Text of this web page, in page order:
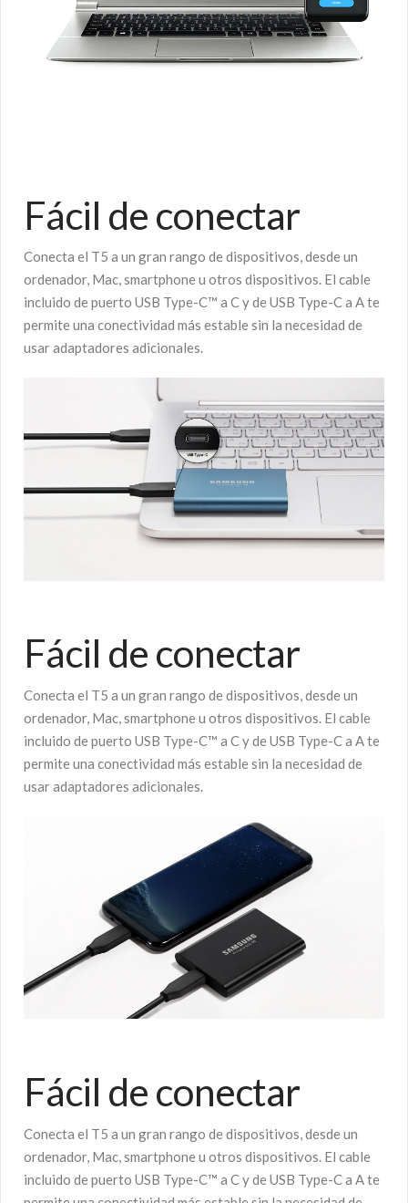
Fácil de conectar
Conecta el T5 a un gran rango de dispositivos, desde un
ordenador, Mac, smartphone u otros dispositivos. El cable
incluido de puerto USB Type-C™ a C y de USB Type-C a A te
permite una conectividad más estable sin la necesidad de
usar adaptadores adicionales.
Fácil de conectar
Conecta el T5 a un gran rango de dispositivos, desde un
ordenador, Mac, smartphone u otros dispositivos. El cable
incluido de puerto USB Type-C™ a C y de USB Type-C a A te
permite una conectividad más estable sin la necesidad de
usar adaptadores adicionales.
Fácil de conectar
Conecta el T5 a un gran rango de dispositivos, desde un
ordenador, Mac, smartphone u otros dispositivos. El cable
incluido de puerto USB Type-C™ a C y de USB Type-C a A te